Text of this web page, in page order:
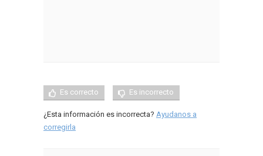
Es correcto Es incorrecto
¿Esta información es incorrecta? Ayudanos a
corregirla